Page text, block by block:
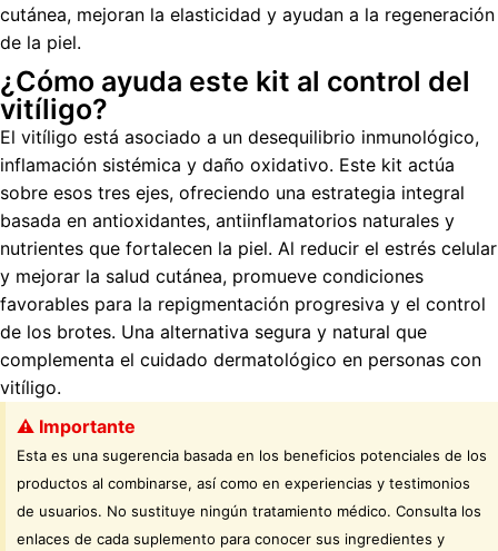
cutánea, mejoran la elasticidad y ayudan a la regeneración
de la piel.
¿Cómo ayuda este kit al control del
vitíligo?
El vitíligo está asociado a un desequilibrio inmunológico,
inflamación sistémica y daño oxidativo. Este kit actúa
sobre esos tres ejes, ofreciendo una estrategia integral
basada en antioxidantes, antiinflamatorios naturales y
nutrientes que fortalecen la piel. Al reducir el estrés celular
y mejorar la salud cutánea, promueve condiciones
favorables para la repigmentación progresiva y el control
de los brotes. Una alternativa segura y natural que
complementa el cuidado dermatológico en personas con
vitíligo.
⚠️ Importante
Esta es una sugerencia basada en los beneficios potenciales de los
productos al combinarse, así como en experiencias y testimonios
de usuarios. No sustituye ningún tratamiento médico. Consulta los
enlaces de cada suplemento para conocer sus ingredientes y